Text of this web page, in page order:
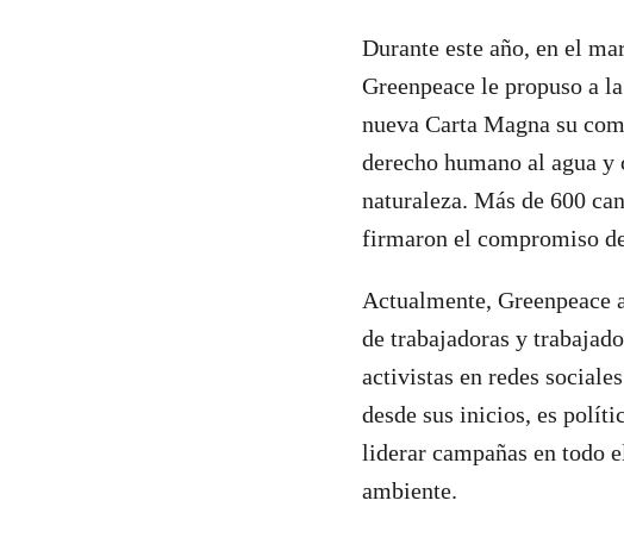
Durante este año, en el
Greenpeace le propuso a
nueva Carta Magna su
derecho humano al agua
naturaleza. Más de 600
firmaron el compromiso
Actualmente,
de trabajadoras y
activistas en redes
desde sus inicios, es
liderar campañas en todo
ambiente.